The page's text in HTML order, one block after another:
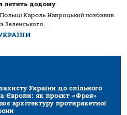
летить додому
Кароль Навроцький позбавив
Зеленського...
України до спільного
Європи: як проєкт «Фрея»
архітектуру протиракетної